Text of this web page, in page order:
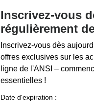
Inscrivez-vous
régulièrement
Inscrivez-vous dès
offres exclusives sur les
ligne de l'ANSI –
essentielles !
Date d'expiration :